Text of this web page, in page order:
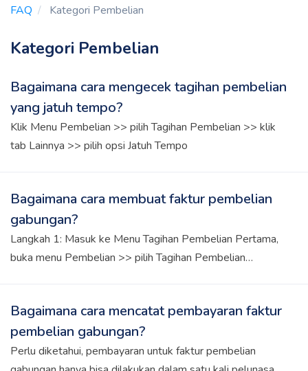
FAQ Kategori Pembelian
Kategori Pembelian
Bagaimana cara mengecek tagihan pembelian
yang jatuh tempo?
Klik Menu Pembelian >> pilih Tagihan Pembelian >> klik
tab Lainnya >> pilih opsi Jatuh Tempo
Bagaimana cara membuat faktur pembelian
gabungan?
Langkah 1: Masuk ke Menu Tagihan Pembelian Pertama,
buka menu Pembelian >> pilih Tagihan Pembelian
>> pilih opsi Gabung Tagihan, lalu tambahkan invoice yang
ingin digabungkan. Pastikan invoice tersebut memiliki
status belum dibayar atau dibayar sebagian dan berasal
Bagaimana cara mencatat pembayaran faktur
pembelian gabungan?
Perlu diketahui, pembayaran untuk faktur pembelian